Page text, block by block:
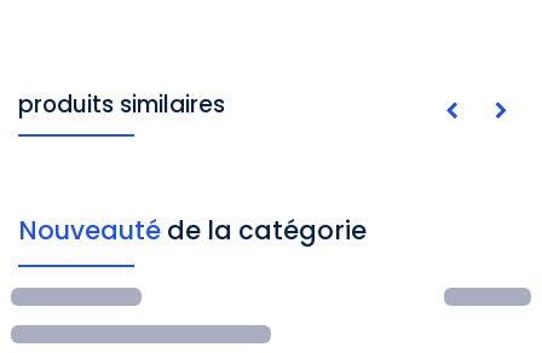
produits similaires
Nouveauté de la catégorie